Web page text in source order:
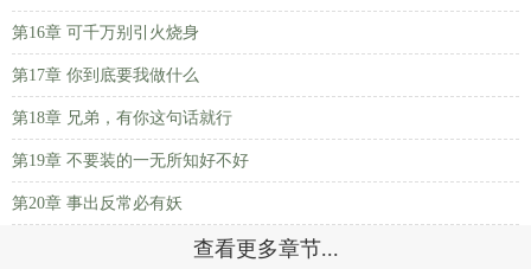
第16章 可千万别引火烧身
第17章 你到底要我做什么
第18章 兄弟，有你这句话就行
第19章 不要装的一无所知好不好
第20章 事出反常必有妖
查看更多章节...